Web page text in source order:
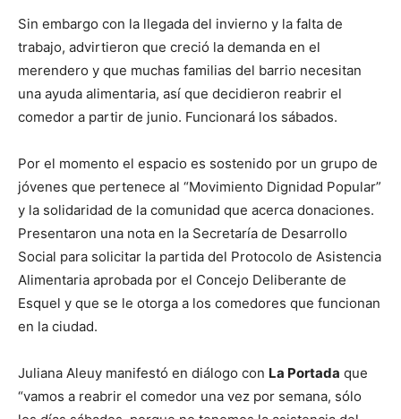
Sin embargo con la llegada del invierno y la falta de
trabajo, advirtieron que creció la demanda en el
merendero y que muchas familias del barrio necesitan
una ayuda alimentaria, así que decidieron reabrir el
comedor a partir de junio. Funcionará los sábados.
Por el momento el espacio es sostenido por un grupo de
jóvenes que pertenece al “Movimiento Dignidad Popular”
y la solidaridad de la comunidad que acerca donaciones.
Presentaron una nota en la Secretaría de Desarrollo
Social para solicitar la partida del Protocolo de Asistencia
Alimentaria aprobada por el Concejo Deliberante de
Esquel y que se le otorga a los comedores que funcionan
en la ciudad.
Juliana Aleuy manifestó en diálogo con La Portada que
“vamos a reabrir el comedor una vez por semana, sólo